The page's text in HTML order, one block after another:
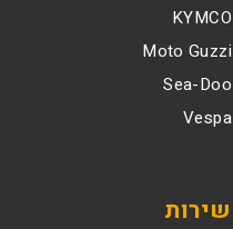
KYMCO
Moto Guzzi
Sea-Doo
Vespa
שירות